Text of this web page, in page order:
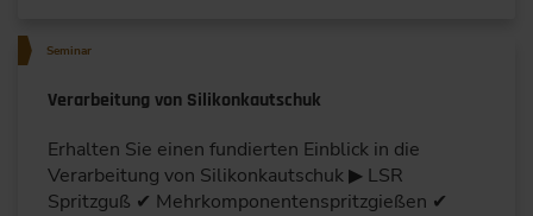
Seminar
Verarbeitung von Silikonkautschuk
Erhalten Sie einen fundierten Einblick in die
Verarbeitung von Silikonkautschuk ▶ LSR
Spritzguß ✔ Mehrkomponentenspritzgießen ✔